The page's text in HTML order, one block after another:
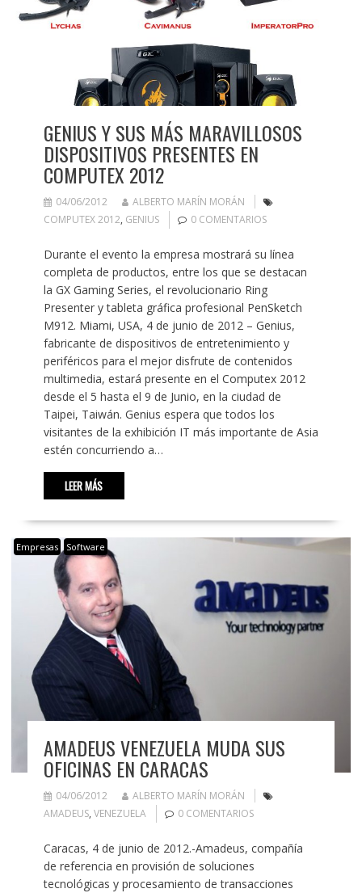
GENIUS Y SUS MÁS MARAVILLOSOS
DISPOSITIVOS PRESENTES EN
COMPUTEX 2012
04/06/2012
ALBERTO MARÍN MORÁN
COMPUTEX 2012, GENIUS 0 COMENTARIOS
Durante el evento la empresa mostrará su línea
completa de productos, entre los que se destacan
la GX Gaming Series, el revolucionario Ring
Presenter y tableta gráfica profesional PenSketch
M912. Miami, USA, 4 de junio de 2012 – Genius,
fabricante de dispositivos de entretenimiento y
periféricos para el mejor disfrute de contenidos
multimedia, estará presente en el Computex 2012
desde el 5 hasta el 9 de Junio, en la ciudad de
Taipei, Taiwán. Genius espera que todos los
visitantes de la exhibición IT más importante de Asia
estén concurriendo a…
LEER MÁS
Empresas Software
AMADEUS VENEZUELA MUDA SUS
OFICINAS EN CARACAS
04/06/2012
ALBERTO MARÍN MORÁN
AMADEUS, VENEZUELA 0 COMENTARIOS
Caracas, 4 de junio de 2012.-Amadeus, compañía
de referencia en provisión de soluciones
tecnológicas y procesamiento de transacciones